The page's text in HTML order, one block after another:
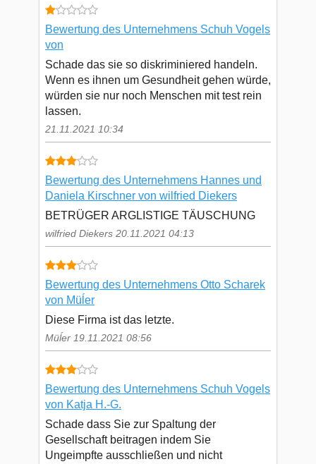
Bewertung des Unternehmens Schuh Vogels
von
Schade das sie so diskriminiered handeln.
Wenn es ihnen um Gesundheit gehen würde,
würden sie nur noch Menschen mit test rein
lassen.
21.11.2021 10:34
Bewertung des Unternehmens Hannes und
Daniela Kirschner von wilfried Diekers
BETRÜGER ARGLISTIGE TÄUSCHUNG
wilfried Diekers 20.11.2021 04:13
Bewertung des Unternehmens Otto Scharek
von Müĺer
Diese Firma ist das letzte.
Müĺer 19.11.2021 08:56
Bewertung des Unternehmens Schuh Vogels
von Katja H.-G.
Schade dass Sie zur Spaltung der
Gesellschaft beitragen indem Sie
Ungeimpfte ausschließen und nicht